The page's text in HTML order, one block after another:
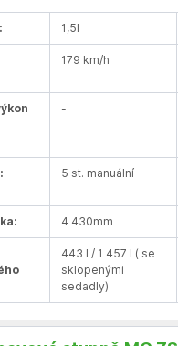
1,5l
179 km/h
-
5 st. manuální
4 430mm
443 l / 1 457 l ( se
sklopenými
sedadly)